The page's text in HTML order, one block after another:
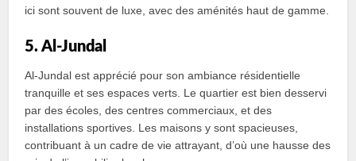
ici sont souvent de luxe, avec des aménités haut de gamme.
5. Al-Jundal
Al-Jundal est apprécié pour son ambiance résidentielle
tranquille et ses espaces verts. Le quartier est bien desservi
par des écoles, des centres commerciaux, et des
installations sportives. Les maisons y sont spacieuses,
contribuant à un cadre de vie attrayant, d’où une hausse des